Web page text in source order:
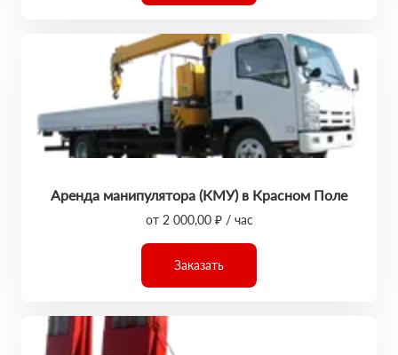
Аренда манипулятора (КМУ) в Красном Поле
от 2 000,00 ₽ / час
Заказать